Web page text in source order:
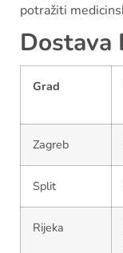
potražiti
Dostava
Grad
Zagreb
Split
Rijeka